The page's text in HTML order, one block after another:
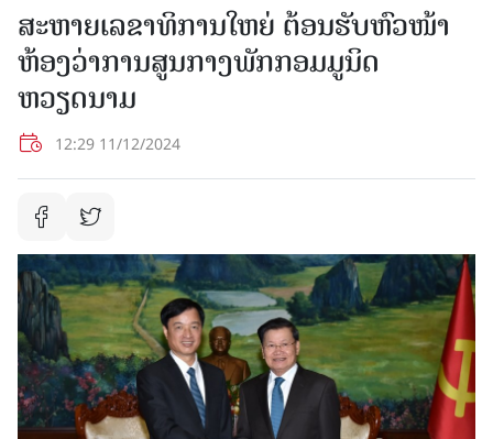
ສະຫາຍເລຂາທິການໃຫຍ່ ຕ້ອນຮັບຫົວໜ້າ
ຫ້ອງວ່າການສູນກາງພັກກອມມູນິດ
ຫວຽດນາມ
12:29 11/12/2024